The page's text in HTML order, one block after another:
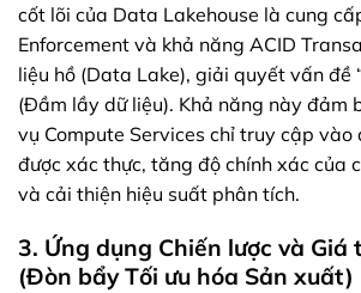
cốt lõi của Data Lakehouse là cung
Enforcement và khả năng ACID
liệu hồ (Data Lake), giải quyết vấn đề
(Đầm lầy dữ liệu). Khả năng này đảm
vụ Compute Services chỉ truy cập vào
được xác thực, tăng độ chính xác của
và cải thiện hiệu suất phân tích.
3. Ứng dụng Chiến lược và Giá
(Đòn bẩy Tối ưu hóa Sản xuất)